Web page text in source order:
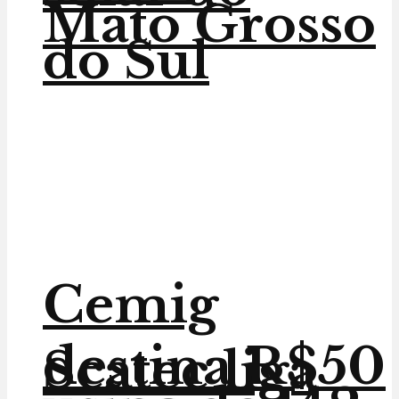
Mato Grosso
do Sul
Scatec liga
Cemig
destina R$50